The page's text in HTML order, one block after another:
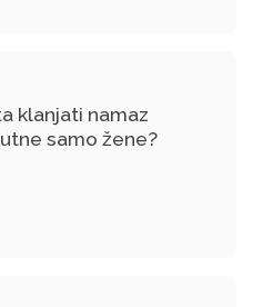
klanjati namaz
samo žene?